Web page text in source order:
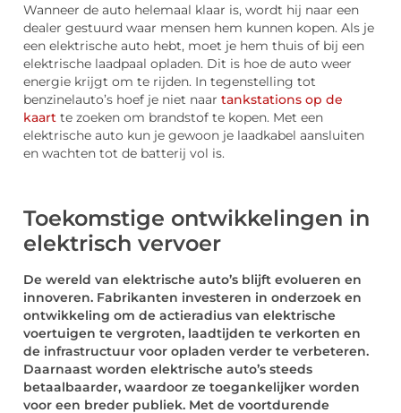
Wanneer de auto helemaal klaar is, wordt hij naar een
dealer gestuurd waar mensen hem kunnen kopen. Als je
een elektrische auto hebt, moet je hem thuis of bij een
elektrische laadpaal opladen. Dit is hoe de auto weer
energie krijgt om te rijden. In tegenstelling tot
benzinelauto’s hoef je niet naar tankstations op de
kaart te zoeken om brandstof te kopen. Met een
elektrische auto kun je gewoon je laadkabel aansluiten
en wachten tot de batterij vol is.
Toekomstige ontwikkelingen in
elektrisch vervoer
De wereld van elektrische auto’s blijft evolueren en
innoveren. Fabrikanten investeren in onderzoek en
ontwikkeling om de actieradius van elektrische
voertuigen te vergroten, laadtijden te verkorten en
de infrastructuur voor opladen verder te verbeteren.
Daarnaast worden elektrische auto’s steeds
betaalbaarder, waardoor ze toegankelijker worden
voor een breder publiek. Met de voortdurende